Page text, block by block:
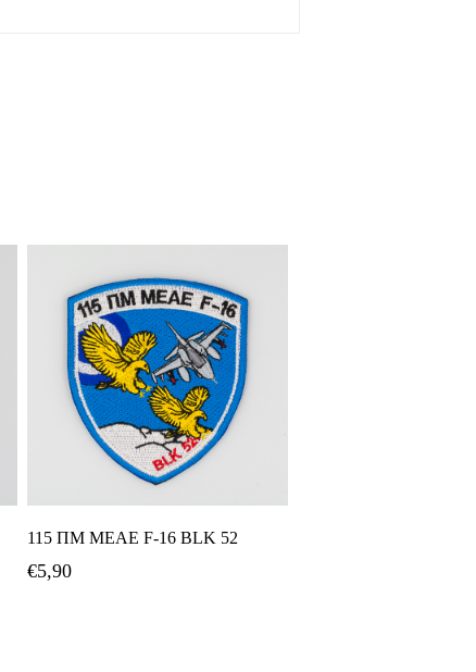
115 ΠΜ ΜΕΑΕ F-16 BLK 52
€5,90